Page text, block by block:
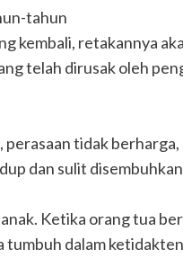
tahun
kembali, retakannya
telah dirusak oleh
perasaan tidak
dan sulit
Ketika orang tua
tumbuh dalam